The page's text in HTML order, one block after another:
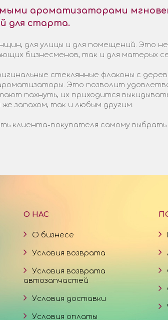
ароматизаторами
для старта.
для улицы и для помещений. Это
бизнесменов, так и для матерых
стеклянные флаконы с
Это позволит
пахнуть, их приходится
запахом, так и любым другим.
клиента-покупателя самому
О НАС
О бизнесе
Условия возврата
Условия возврата
автозапчастей
Условия доставки
Условия оплаты